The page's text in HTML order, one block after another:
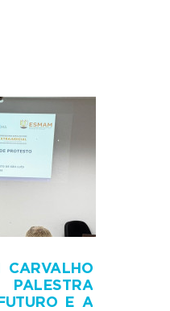
CARVALHO
PALESTRA
E A